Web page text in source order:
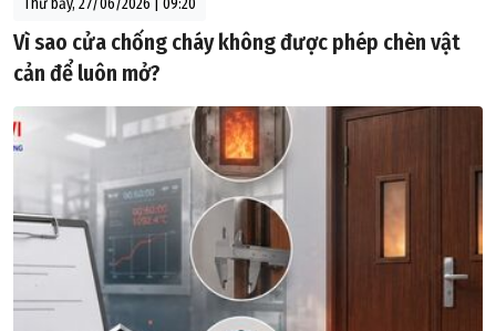
Thứ bảy, 27/06/2026 | 09:20
Vì sao cửa chống cháy không được phép chèn vật
cản để luôn mở?